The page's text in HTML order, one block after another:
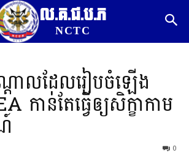
ល.គ.ជ.ប.ភ
NCTC
តាលដែលរៀបចំឡើង
ាន់តែធ្វើឲ្យសិក្ខាកាម
0